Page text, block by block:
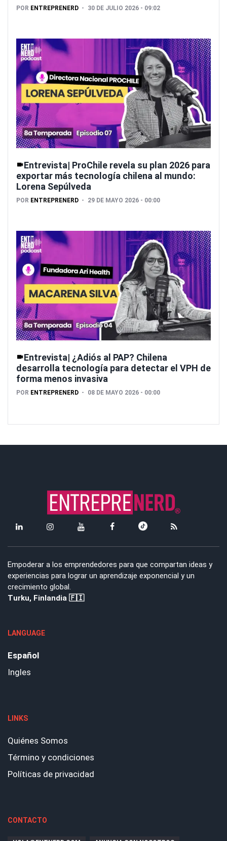
POR ENTREPRENERD 30 DE JULIO 2026 - 09:02
Entrevista| ProChile revela su plan 2026 para
exportar más tecnología chilena al mundo:
Lorena Sepúlveda
POR ENTREPRENERD 29 DE MAYO 2026 - 00:00
Entrevista| ¿Adiós al PAP? Chilena
desarrolla tecnología para detectar el VPH de
forma menos invasiva
POR ENTREPRENERD 08 DE MAYO 2026 - 00:00
Empoderar a los emprendedores para que compartan ideas y
experiencias para lograr un aprendizaje exponencial y un
crecimiento global.
Turku, Finlandia 🇫🇮
LANGUAGE
Español
Ingles
LINKS
Quiénes Somos
Término y condiciones
Políticas de privacidad
CONTACTO